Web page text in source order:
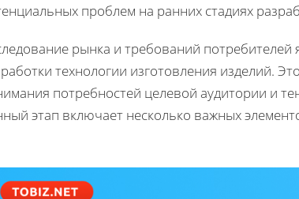
проблем на ранних стадиях
рынка и требований
технологии изготовления изделий.
потребностей целевой аудитории и
этап включает несколько важных